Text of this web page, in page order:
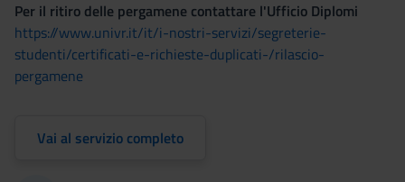
Per il ritiro delle pergamene contattare l'Ufficio Diplomi
https://www.univr.it/it/i-nostri-servizi/segreterie-
studenti/certificati-e-richieste-duplicati-/rilascio-
pergamene
Vai al servizio completo